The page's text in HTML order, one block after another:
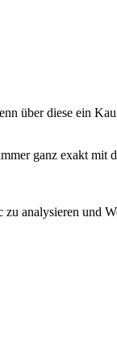
über diese ein
ganz exakt
analysieren und